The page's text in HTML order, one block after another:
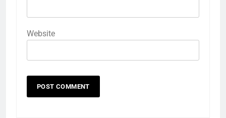
Website